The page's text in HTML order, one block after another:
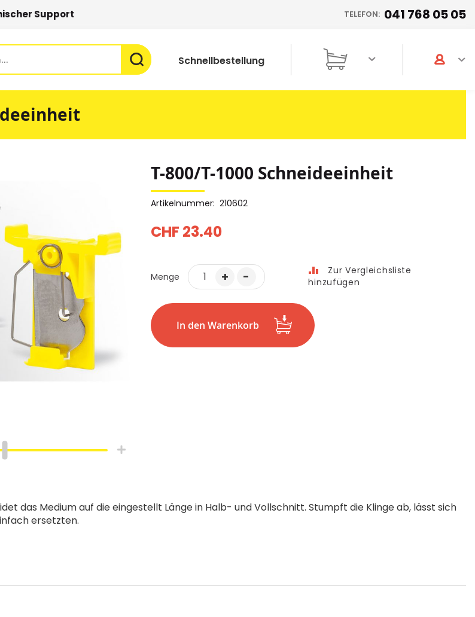
Support TELEFON: 041 768 05 05
Schnellbestellung
T-800/T-1000 Schneideeinheit
CHF 23.40
Artikelnummer 210602
Menge -
+
In den Warenkorb
Zur Vergleichsliste
hinzufügen
das Medium auf die eingestellt Länge in Halb- und Vollschnitt. Stumpft die Klinge ab, lässt sich
ersetzten.